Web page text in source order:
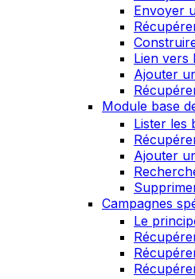
Envoyer
Lien vers
Ajouter
Module base
Lister les
Ajouter
Campagnes
Le